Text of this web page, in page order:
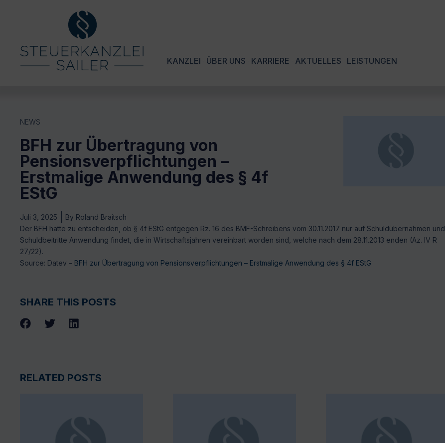
KANZLEI ÜBER UNS KARRIERE AKTUELLES LEISTUNGEN
NEWS
BFH zur Übertragung von
Pensionsverpflichtungen –
Erstmalige Anwendung des § 4f
EStG
Juli 3, 2025 By Roland Braitsch
Der BFH hatte zu entscheiden, ob § 4f EStG entgegen Rz. 16 des BMF-Schreibens vom 30.11.2017 nur auf Schuldübernahmen und
Schuldbeitritte Anwendung findet, die in Wirtschaftsjahren vereinbart worden sind, welche nach dem 28.11.2013 enden (Az. IV R
27/22).
Source: Datev – BFH zur Übertragung von Pensionsverpflichtungen – Erstmalige Anwendung des § 4f EStG
SHARE THIS POSTS
RELATED POSTS